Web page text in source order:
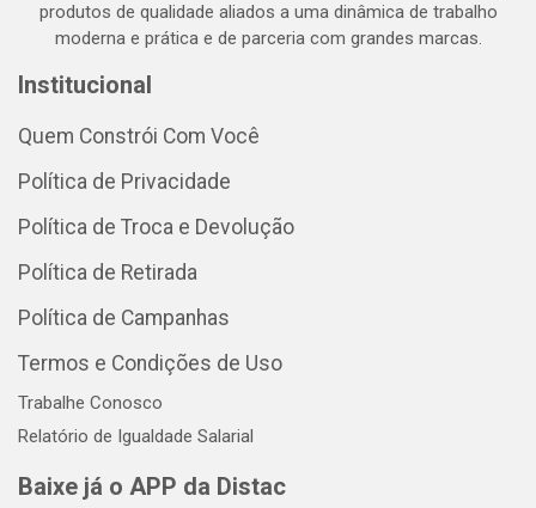
produtos de qualidade aliados a uma dinâmica de trabalho
moderna e prática e de parceria com grandes marcas.
Institucional
Quem Constrói Com Você
Política de Privacidade
Política de Troca e Devolução
Política de Retirada
Política de Campanhas
Termos e Condições de Uso
Trabalhe Conosco
Relatório de Igualdade Salarial
Baixe já o APP da Distac